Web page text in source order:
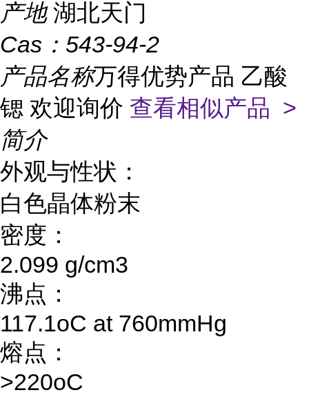
产地 湖北天门
Cas： 543-94-2
产品名称万得优势产品 乙酸
锶 欢迎询价 查看相似产品 >
简介
外观与性状：
白色晶体粉末
密度：
2.099 g/cm3
沸点：
117.1oC at 760mmHg
熔点：
>220oC